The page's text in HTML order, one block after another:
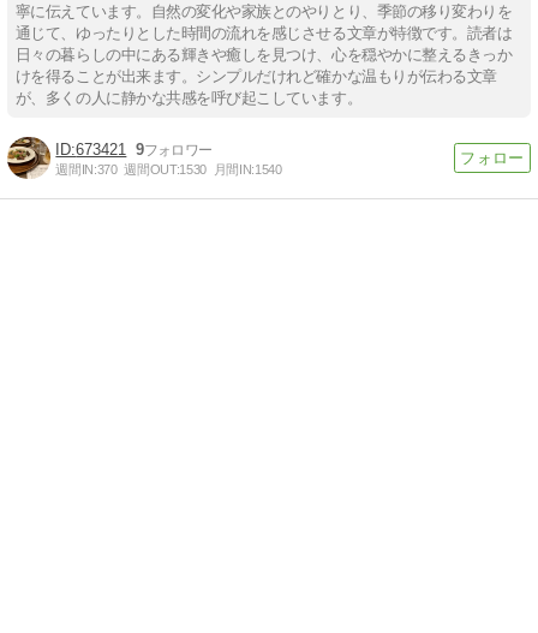
寧に伝えています。自然の変化や家族とのやりとり、季節の移り変わりを
通じて、ゆったりとした時間の流れを感じさせる文章が特徴です。読者は
日々の暮らしの中にある輝きや癒しを見つけ、心を穏やかに整えるきっか
けを得ることが出来ます。シンプルだけれど確かな温もりが伝わる文章
が、多くの人に静かな共感を呼び起こしています。
673421 9
週間IN:370 週間OUT:1530 月間IN:1540